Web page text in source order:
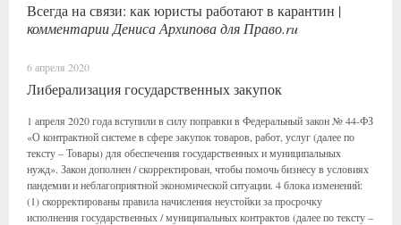
Всегда на связи: как юристы работают в карантин |
комментарии Дениса Архипова для Право.ru
6 апреля 2020
Либерализация государственных закупок
1 апреля 2020 года вступили в силу поправки в Федеральный закон № 44-ФЗ
«О контрактной системе в сфере закупок товаров, работ, услуг (далее по
тексту – Товары) для обеспечения государственных и муниципальных
нужд». Закон дополнен / скорректирован, чтобы помочь бизнесу в условиях
пандемии и неблагоприятной экономической ситуации. 4 блока изменений:
(1) скорректированы правила начисления неустойки за просрочку
исполнения государственных / муниципальных контрактов (далее по тексту –